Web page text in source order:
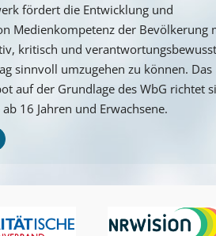
fördert die Entwicklung und
Medienkompetenz der Bevölkerung
kritisch und
sinnvoll umzugehen zu können. Das
auf der Grundlage des WbG richtet
16 Jahren und Erwachsene.